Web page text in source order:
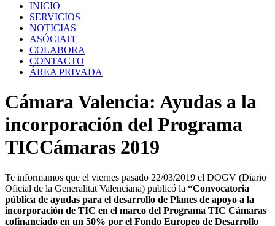
INICIO
SERVICIOS
NOTICIAS
ASÓCIATE
COLABORA
CONTACTO
ÁREA PRIVADA
Cámara Valencia: Ayudas a la
incorporación del Programa
TICCámaras 2019
Te informamos que el viernes pasado 22/03/2019 el DOGV (Diario
Oficial de la Generalitat Valenciana) publicó la “Convocatoria
pública de ayudas para el desarrollo de Planes de apoyo a la
incorporación de TIC en el marco del Programa TIC Cámaras
cofinanciado en un 50% por el Fondo Europeo de Desarrollo